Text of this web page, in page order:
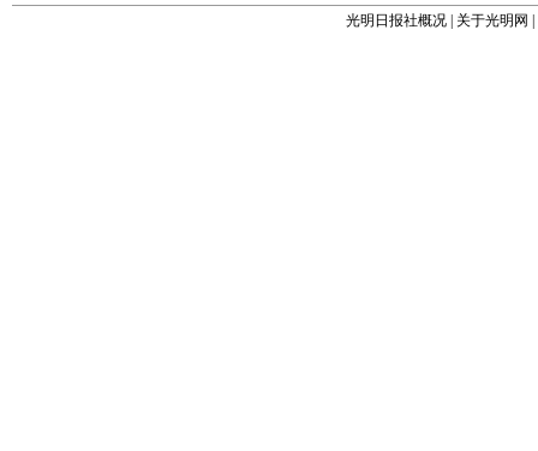
光明日报社概况 关于光明网